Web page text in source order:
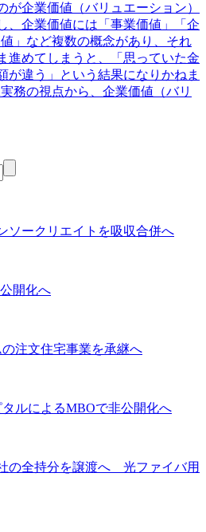
が企業価値（バリュエーション）
、企業価値には「事業価値」「企
」など複数の概念があり、それ
進めてしまうと、「思っていた金
が違う」という結果になりかねま
務の視点から、企業価値（バリ
ソークリエイトを吸収合併へ
開化へ
注文住宅事業を承継へ
ルによるMBOで非公開化へ
の全持分を譲渡へ 光ファイバ用